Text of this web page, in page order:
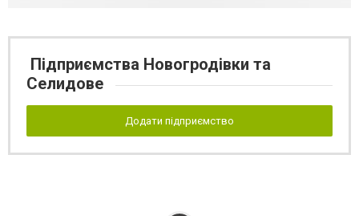
Підприємства Новогродівки та
Селидове
Додати підприємство